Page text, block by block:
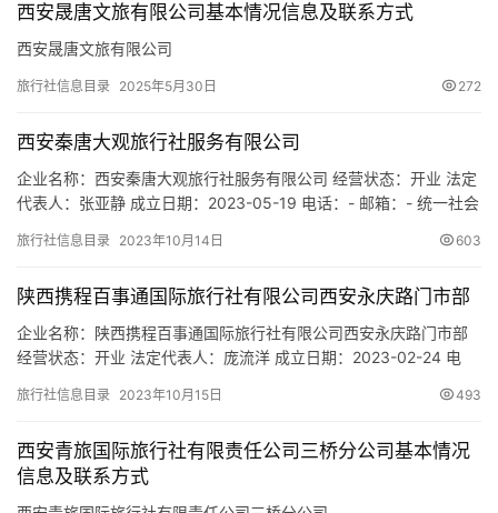
城
市
西安晟唐文旅有限公司基本情况信息及联系方式
西安晟唐文旅有限公司
旅行社信息目录 2025年5月30日 272
西安秦唐大观旅行社服务有限公司
企业名称：西安秦唐大观旅行社服务有限公司 经营状态：开业 法定
代表人：张亚静 成立日期：2023-05-19 电话：- 邮箱：- 统一社会
技术开发区凤城九路青门口花园2-2-505 网址：- 经营范围：一般
息咨询服务（不含许可类…
旅行社信息目录 2023年10月14日 603
陕西携程百事通国际旅行社有限公司西安永庆路门市部
企业名称：陕西携程百事通国际旅行社有限公司西安永庆路门市部
经营状态：开业 法定代表人：庞流洋 成立日期：2023-02-24 电
址：陕西省西安市未央区永庆路256号阳光城檀悦4号楼底商4-
咨询服务。(除依法须经批…
旅行社信息目录 2023年10月15日 493
西安青旅国际旅行社有限责任公司三桥分公司基本情况
信息及联系方式